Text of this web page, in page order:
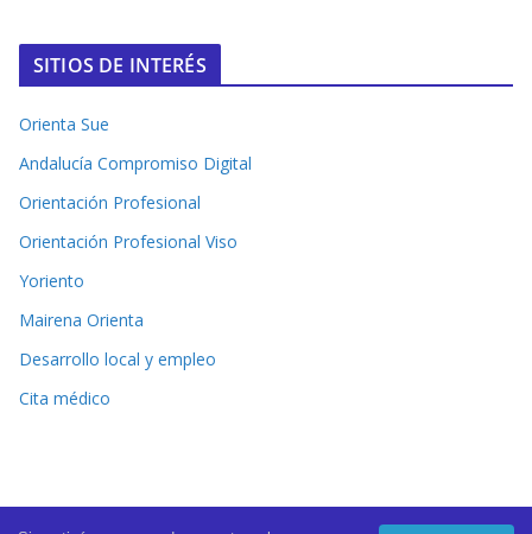
SITIOS DE INTERÉS
Orienta Sue
Andalucía Compromiso Digital
Orientación Profesional
Orientación Profesional Viso
Yoriento
Mairena Orienta
Desarrollo local y empleo
Cita médico